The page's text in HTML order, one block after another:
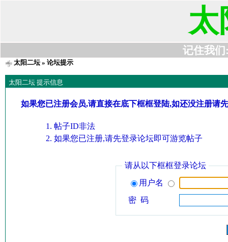
太
记住我们
太阳二坛» 论坛提示
太阳二坛 提示信息
如果您已注册会员,请直接在底下框框登陆,如还没注册请
帖子ID非法
如果您已注册,请先登录论坛即可游览帖子
请从以下框框登录论坛
用户名
密 码